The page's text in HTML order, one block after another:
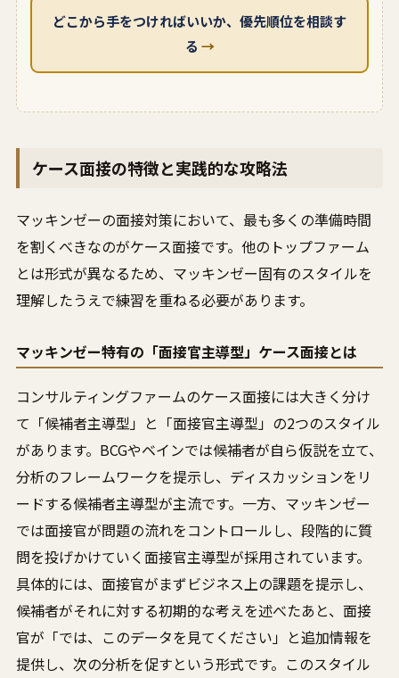
どこから手をつければいいか、優先順位を相談す
る →
ケース面接の特徴と実践的な攻略法
マッキンゼーの面接対策において、最も多くの準備時間
を割くべきなのがケース面接です。他のトップファーム
とは形式が異なるため、マッキンゼー固有のスタイルを
理解したうえで練習を重ねる必要があります。
マッキンゼー特有の「面接官主導型」ケース面接とは
コンサルティングファームのケース面接には大きく分け
て「候補者主導型」と「面接官主導型」の2つのスタイル
があります。BCGやベインでは候補者が自ら仮説を立て、
分析のフレームワークを提示し、ディスカッションをリ
ードする候補者主導型が主流です。一方、マッキンゼー
では面接官が問題の流れをコントロールし、段階的に質
問を投げかけていく面接官主導型が採用されています。
具体的には、面接官がまずビジネス上の課題を提示し、
候補者がそれに対する初期的な考えを述べたあと、面接
官が「では、このデータを見てください」と追加情報を
提供し、次の分析を促すという形式です。このスタイル